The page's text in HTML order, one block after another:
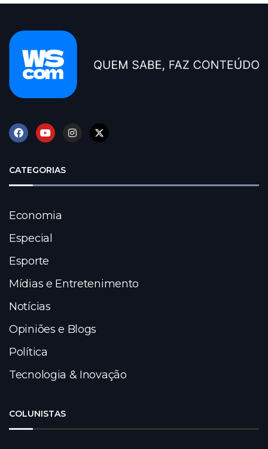
CATEGORIAS
Economia
Especial
Esporte
Mídias e Entretenimento
Notícias
Opiniões e Blogs
Política
Tecnologia & Inovação
COLUNISTAS